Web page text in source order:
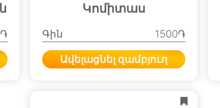
Կոմիտաս
Գին 1500֏
Ավելացնել զամբյուղ